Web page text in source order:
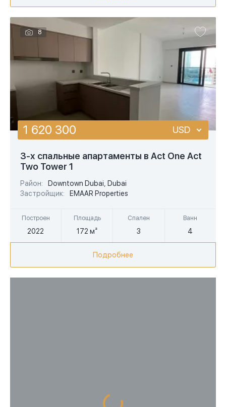
8
3-х спальные апартаменты в Act One Act
Two Tower 1
Район:
Downtown Dubai, Dubai
Застройщик:
EMAAR Properties
Построен
2022
Площадь
172 м²
Спален
3
Ванн
4
1 620 300 USD
Подробнее